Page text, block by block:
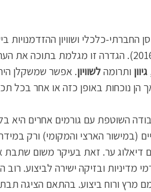
כלכלי ושוויון ההזדמנויות
בתעסוקה" (ג'וינט ישראל-תבת, 2016). הגדרה זו
גיוון ותרומה לשוויון. אפשר שמשקלן
הן נוכחות באופן כזה או אחר בכל
השוטפת עם גורמים אחרים היא
(במישור הארצי והמקומי) ורק
ער. זאת בעיקר משום שתבת
ובזיקה ישירה לביצוע. רוב
מרץ ורוח ביצוע. בהתאם הציגה